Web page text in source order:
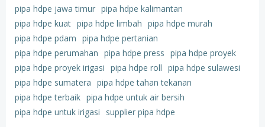
pipa hdpe jawa timur pipa hdpe kalimantan
pipa hdpe kuat pipa hdpe limbah pipa hdpe murah
pipa hdpe pdam pipa hdpe pertanian
pipa hdpe perumahan pipa hdpe press pipa hdpe proyek
pipa hdpe proyek irigasi pipa hdpe roll pipa hdpe sulawesi
pipa hdpe sumatera pipa hdpe tahan tekanan
pipa hdpe terbaik pipa hdpe untuk air bersih
pipa hdpe untuk irigasi
supplier pipa hdpe